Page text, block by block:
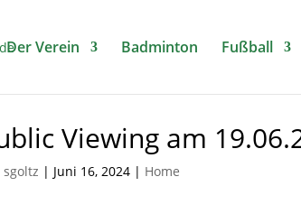
Der Verein Badminton Fußball
Viewing am
sgoltz | Juni 16, 2024 | Home